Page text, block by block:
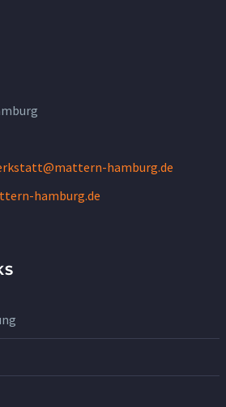
hamburg.de
hamburg.de